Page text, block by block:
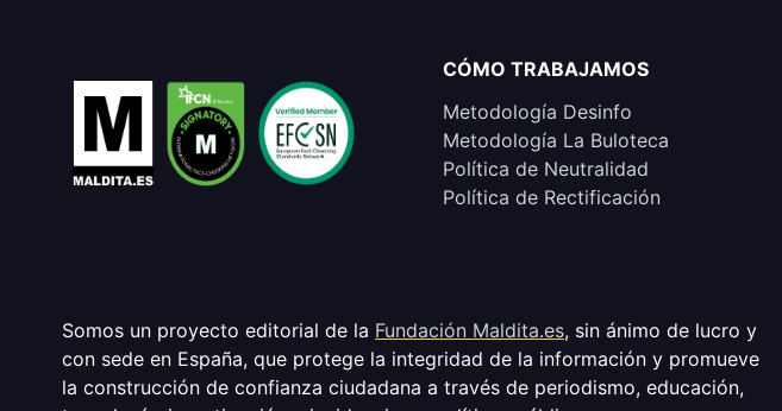
CÓMO TRABAJAMOS
Metodología Desinfo
Metodología La Buloteca
Política de Neutralidad
Política de Rectificación
Somos un proyecto editorial de la Fundación Maldita.es, sin ánimo de lucro y
con sede en España, que protege la integridad de la información y promueve
la construcción de confianza ciudadana a través de periodismo, educación,